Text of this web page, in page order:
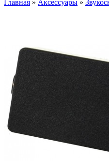
Главная » Аксессуары »